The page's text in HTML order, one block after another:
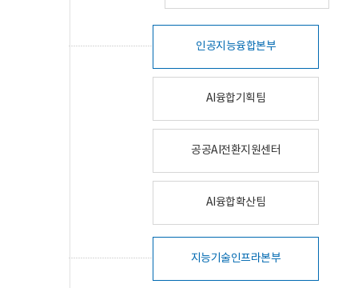
인공지능융합본부
AI융합기획팀
공공AI전환지원센터
AI융합확산팀
지능기술인프라본부